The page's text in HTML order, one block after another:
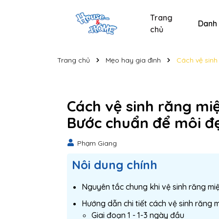
Trang
chủ
Trang chủ Mẹo hay gia đình Cách vệ
Cách vệ sinh răng
Bước chuẩn để môi
Phạm Giang
Nôi dung chính
Nguyên tắc chung khi vệ sinh răng
Hướng dẫn chi tiết cách vệ sinh răng
Giai đoạn 1 - 1-3 ngày đầu